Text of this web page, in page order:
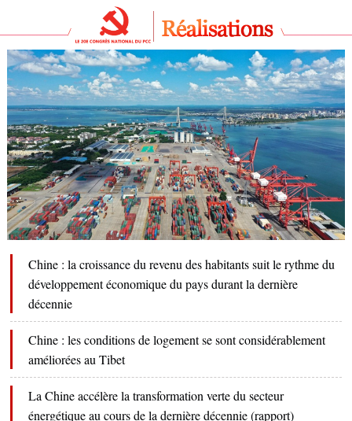
Chine : la croissance du revenu des habitants suit le rythme du
développement économique du pays durant la dernière
décennie
Chine : les conditions de logement se sont considérablement
améliorées au Tibet
La Chine accélère la transformation verte du secteur
énergétique au cours de la dernière décennie (rapport)